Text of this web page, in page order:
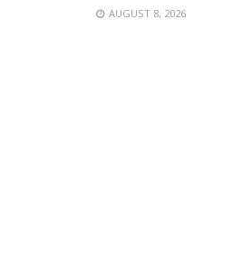
AUGUST 8, 2026